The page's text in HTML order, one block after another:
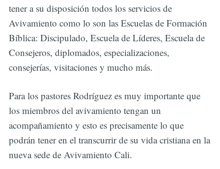
tener a su disposición todos los servicios de
Avivamiento como lo son las Escuelas de Formación
Bíblica: Discipulado, Escuela de Líderes, Escuela de
Consejeros, diplomados, especializaciones,
consejerías, visitaciones y mucho más.
Para los pastores Rodríguez es muy importante que
los miembros del avivamiento tengan un
acompañamiento y esto es precisamente lo que
podrán tener en el transcurrir de su vida cristiana en la
nueva sede de Avivamiento Cali.